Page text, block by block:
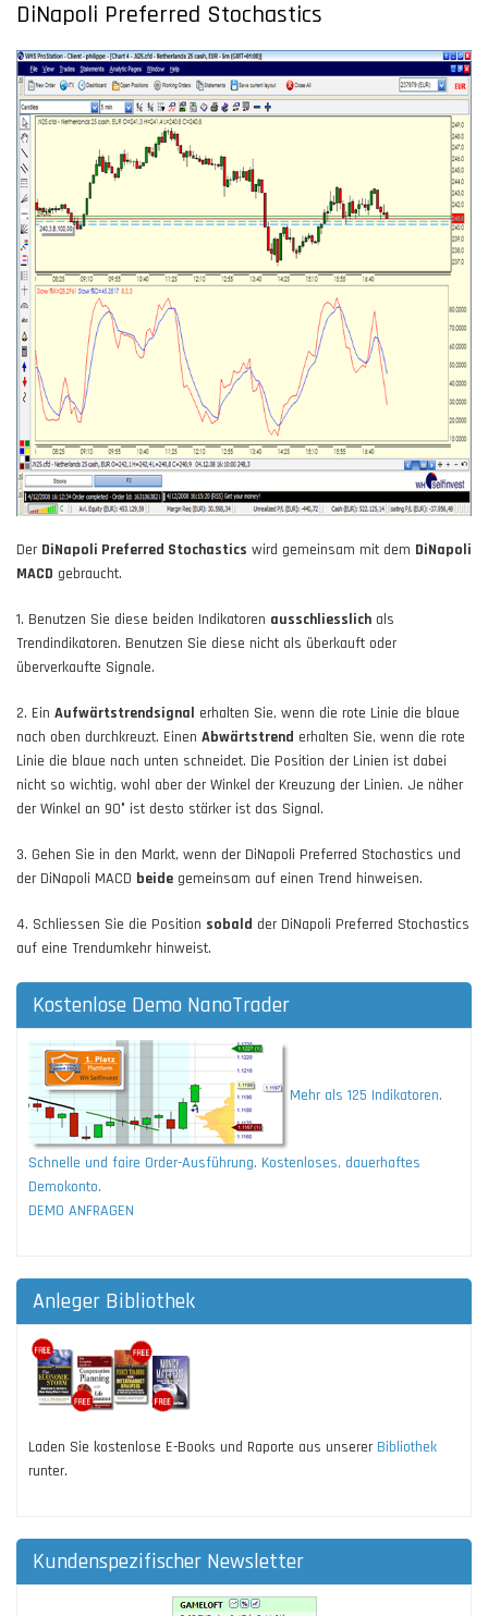
DiNapoli Preferred Stochastics
Der DiNapoli Preferred Stochastics wird gemeinsam mit dem DiNapoli
MACD gebraucht.
1. Benutzen Sie diese beiden Indikatoren ausschliesslich als
Trendindikatoren. Benutzen Sie diese nicht als überkauft oder
überverkaufte Signale.
2. Ein Aufwärtstrendsignal erhalten Sie, wenn die rote Linie die blaue
nach oben durchkreuzt. Einen Abwärtstrend erhalten Sie, wenn die rote
Linie die blaue nach unten schneidet. Die Position der Linien ist dabei
nicht so wichtig, wohl aber der Winkel der Kreuzung der Linien. Je näher
der Winkel an 90° ist desto stärker ist das Signal.
3. Gehen Sie in den Markt, wenn der DiNapoli Preferred Stochastics und
der DiNapoli MACD beide gemeinsam auf einen Trend hinweisen.
4. Schliessen Sie die Position sobald der DiNapoli Preferred Stochastics
auf eine Trendumkehr hinweist.
Kostenlose Demo NanoTrader
Mehr als 125 Indikatoren.
Schnelle und faire Order-Ausführung. Kostenloses, dauerhaftes
Demokonto.
DEMO ANFRAGEN
Anleger Bibliothek
Laden Sie kostenlose E-Books und Raporte aus unserer Bibliothek
runter.
Kundenspezifischer Newsletter